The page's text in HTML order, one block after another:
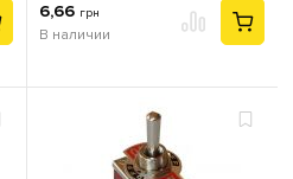
6,66 грн
В наличии